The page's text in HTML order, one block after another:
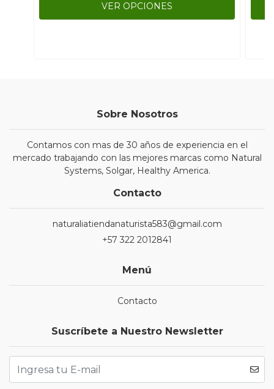
VER OPCIONES
Sobre Nosotros
Contamos con mas de 30 años de experiencia en el
mercado trabajando con las mejores marcas como Natural
Systems, Solgar, Healthy America.
Contacto
naturaliatiendanaturista583@gmail.com
+57 322 2012841
Menú
Contacto
Suscríbete a Nuestro Newsletter